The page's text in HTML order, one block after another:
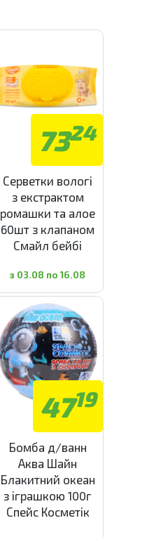
7324
Серветки вологі
з екстрактом
ромашки та алое
60шт з клапаном
Смайл бейбі
з 03.08 по 16.08
4719
Бомба д/ванн
Аква Шайн
Блакитний океан
з іграшкою 100г
Спейс Косметік